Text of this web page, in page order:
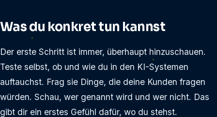
Was du konkret tun kannst
Der erste Schritt ist immer, überhaupt hinzuschauen.
Teste selbst, ob und wie du in den KI-Systemen
auftauchst. Frag sie Dinge, die deine Kunden fragen
würden. Schau, wer genannt wird und wer nicht. Das
gibt dir ein erstes Gefühl dafür, wo du stehst.